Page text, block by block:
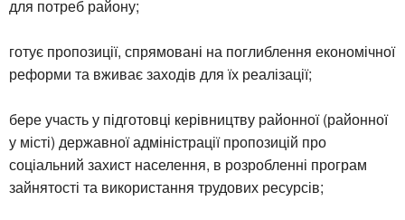
для потреб району;
готує пропозиції, спрямовані на поглиблення економічної
реформи та вживає заходів для їх реалізації;
бере участь у підготовці керівництву районної (районної
у місті) державної адміністрації пропозицій про
соціальний захист населення, в розробленні програм
зайнятості та використання трудових ресурсів;